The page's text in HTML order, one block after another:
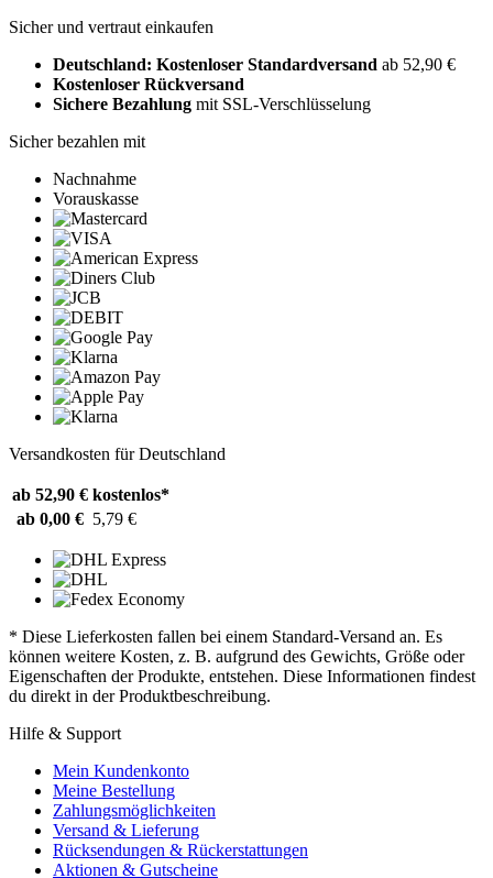
Sicher und vertraut einkaufen
Deutschland: Kostenloser Standardversand ab 52,90 €
Kostenloser Rückversand
Sichere Bezahlung mit SSL-Verschlüsselung
Sicher bezahlen mit
Nachnahme
Vorauskasse
Versandkosten für Deutschland
ab 52,90 € kostenlos*
ab 0,00 € 5,79 €
* Diese Lieferkosten fallen bei einem Standard-Versand an. Es
können weitere Kosten, z. B. aufgrund des Gewichts, Größe oder
Eigenschaften der Produkte, entstehen. Diese Informationen findest
du direkt in der Produktbeschreibung.
Hilfe & Support
Mein Kundenkonto
Meine Bestellung
Zahlungsmöglichkeiten
Versand & Lieferung
Rücksendungen & Rückerstattungen
Aktionen & Gutscheine